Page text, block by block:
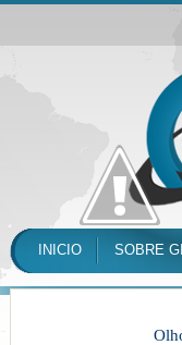
INICIO SOBRE